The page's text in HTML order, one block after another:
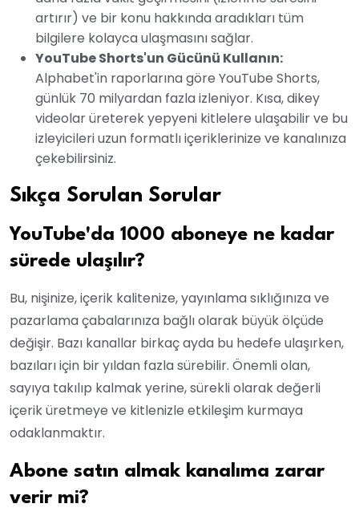
artırır) ve bir konu hakkında aradıkları tüm
bilgilere kolayca ulaşmasını sağlar.
YouTube Shorts'un Gücünü Kullanın:
Alphabet'in raporlarına göre YouTube Shorts,
günlük 70 milyardan fazla izleniyor. Kısa, dikey
videolar üreterek yepyeni kitlelere ulaşabilir ve bu
izleyicileri uzun formatlı içeriklerinize ve kanalınıza
çekebilirsiniz.
Sıkça Sorulan Sorular
YouTube'da 1000 aboneye ne kadar
sürede ulaşılır?
Bu, nişinize, içerik kalitenize, yayınlama sıklığınıza ve
pazarlama çabalarınıza bağlı olarak büyük ölçüde
değişir. Bazı kanallar birkaç ayda bu hedefe ulaşırken,
bazıları için bir yıldan fazla sürebilir. Önemli olan,
sayıya takılıp kalmak yerine, sürekli olarak değerli
içerik üretmeye ve kitlenizle etkileşim kurmaya
odaklanmaktır.
Abone satın almak kanalıma zarar
verir mi?